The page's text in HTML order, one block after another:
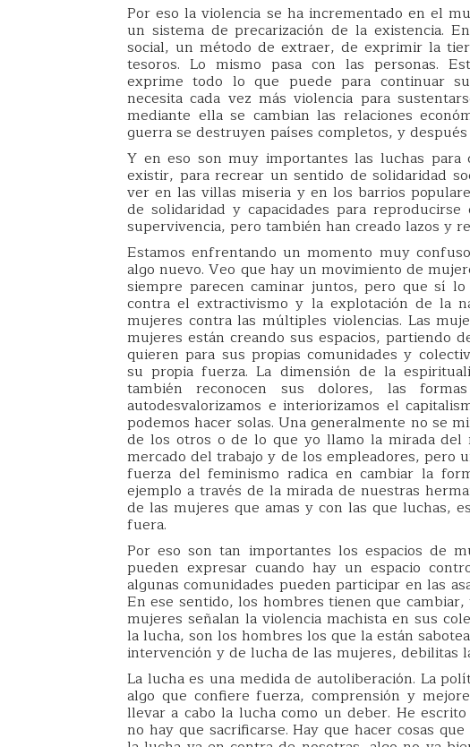
Por eso la violencia se ha incrementado en el
un sistema de precarización de la existencia.
social, un método de extraer, de exprimir la
tesoros. Lo mismo pasa con las personas.
exprime todo lo que puede para continuar
necesita cada vez más violencia para
mediante ella se cambian las relaciones
guerra se destruyen países completos, y
Y en eso son muy importantes las luchas
existir, para recrear un sentido de solidaridad
ver en las villas miseria y en los barrios
de solidaridad y capacidades para
supervivencia, pero también han creado lazos y
Estamos enfrentando un momento muy
algo nuevo. Veo que hay un movimiento de
siempre parecen caminar juntos, pero que sí
contra el extractivismo y la explotación de la
mujeres contra las múltiples violencias. Las
mujeres están creando sus espacios, partiendo
quieren para sus propias comunidades y
su propia fuerza. La dimensión de la
también reconocen sus dolores, las
autodesvalorizamos e interiorizamos el
podemos hacer solas. Una generalmente no se
de los otros o de lo que yo llamo la mirada del
mercado del trabajo y de los empleadores, pero
fuerza del feminismo radica en cambiar la
ejemplo a través de la mirada de nuestras
de las mujeres que amas y con las que luchas,
fuera.
Por eso son tan importantes los espacios de
pueden expresar cuando hay un espacio
algunas comunidades pueden participar en las
En ese sentido, los hombres tienen que
mujeres señalan la violencia machista en sus
la lucha, son los hombres los que la están
intervención y de lucha de las mujeres, debilitas
La lucha es una medida de autoliberación. La
algo que confiere fuerza, comprensión y
llevar a cabo la lucha como un deber. He
no hay que sacrificarse. Hay que hacer cosas